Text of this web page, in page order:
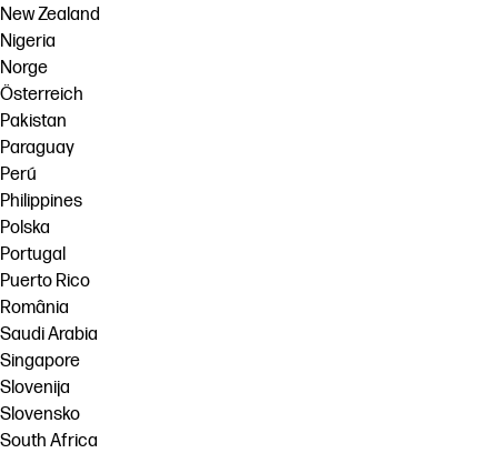
New Zealand
Nigeria
Norge
Österreich
Pakistan
Paraguay
Perú
Philippines
Polska
Portugal
Puerto Rico
România
Saudi Arabia
Singapore
Slovenija
Slovensko
South Africa